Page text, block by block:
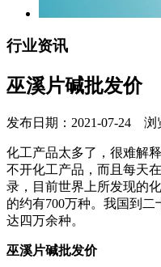
行业资讯
巫溪片碱批发价
发布日期：2021-07-24 浏
化工产品太多了，很难解
不开化工产品，而且每天
录，目前世界上所发现的
的约有700万种。我国到
达四万余种。
巫溪片碱批发价